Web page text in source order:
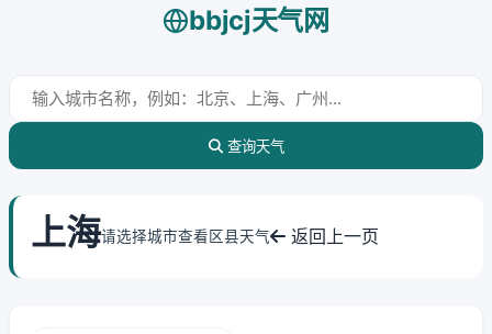
bbjcj天气网
查询天气
上海请选择城市查看区县天气 返回上一页